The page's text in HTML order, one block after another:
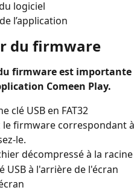
logiciel
l’application
du firmware
firmware est
Comeen Play.
clé USB en FAT32
le firmware correspondant
le.
décompressé à la racine
USB à l'arrière de l'écran